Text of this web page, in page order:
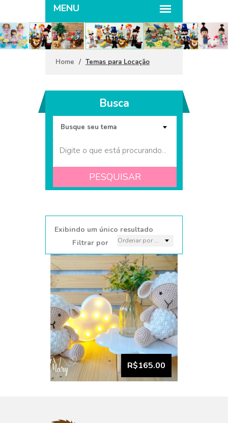
Home / Temas para Locação
Busca
PESQUISAR
Exibindo um único resultado
Filtrar por
Amigurumi
R$165.00